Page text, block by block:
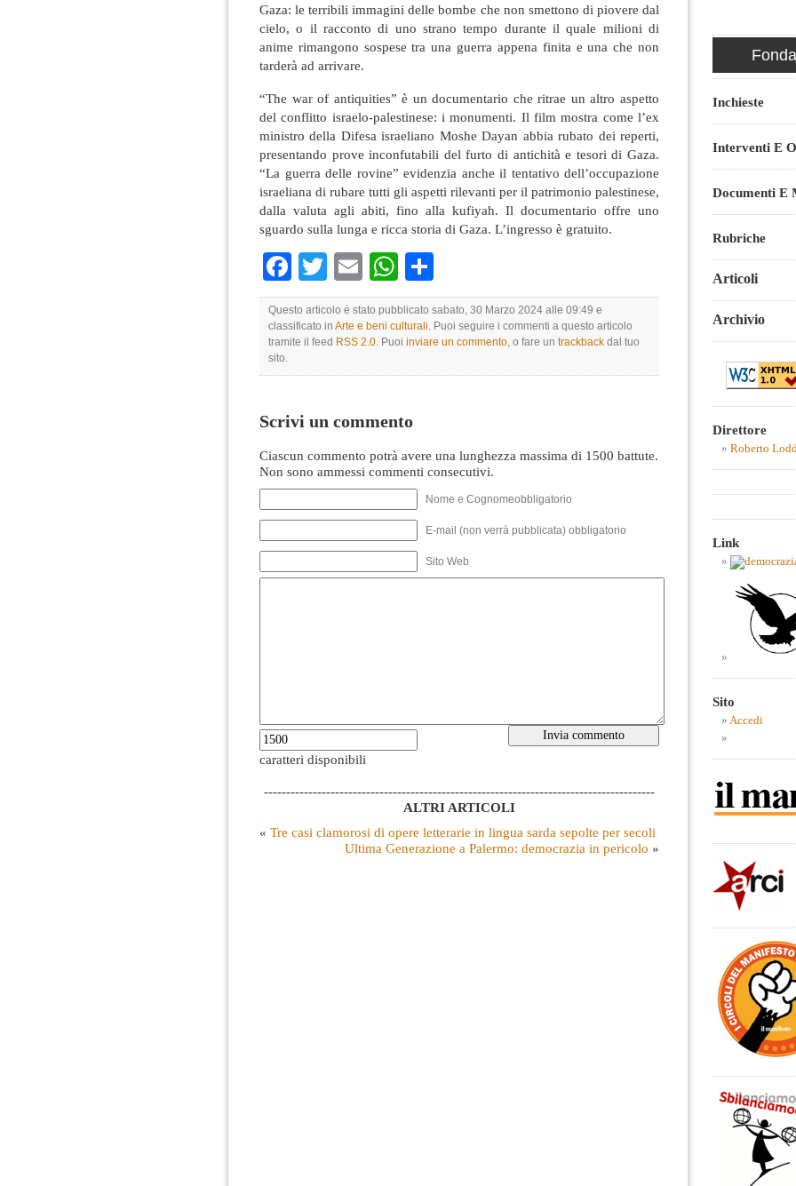
Gaza: le terribili immagini delle bombe che non smettono di piovere dal
cielo, o il racconto di uno strano tempo durante il quale milioni di
anime rimangono sospese tra una guerra appena finita e una che non
tarderà ad arrivare.
“The war of antiquities” è un documentario che ritrae un altro aspetto
del conflitto israelo-palestinese: i monumenti. Il film mostra come l’ex
ministro della Difesa israeliano Moshe Dayan abbia rubato dei reperti,
presentando prove inconfutabili del furto di antichità e tesori di Gaza.
“La guerra delle rovine” evidenzia anche il tentativo dell’occupazione
israeliana di rubare tutti gli aspetti rilevanti per il patrimonio palestinese,
dalla valuta agli abiti, fino alla kufiyah. Il documentario offre uno
sguardo sulla lunga e ricca storia di Gaza. L’ingresso è gratuito.
Facebook
TwitterEmailWhatsApp
Questo articolo è stato pubblicato sabato, 30 Marzo 2024 alle 09:49 e
classificato in Arte e beni culturali . Puoi seguire i commenti a questo articolo
tramite il feed RSS 2.0 . Puoi inviare un commento , o fare un trackback dal tuo
sito.
Scrivi un commento
Ciascun commento potrà avere una lunghezza massima di 1500 battute.
Non sono ammessi commenti consecutivi.
Nome e Cognomeobbligatorio
E-mail (non verrà pubblicata) obbligatorio
Sito Web
caratteri disponibili
----------------------------------------------------------------------------------------
ALTRI ARTICOLI
« Tre casi clamorosi di opere letterarie in lingua sarda sepolte per secoli
Ultima Generazione a Palermo: democrazia in pericolo »
Inchieste
Interventi E
Documenti E
Rubriche
Articoli
Archivio
Direttore
Roberto
Link
Sito
Accedi